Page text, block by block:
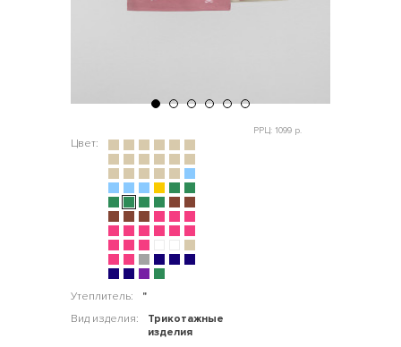
Цвет:
Утеплитель:
"
Вид изделия:
Трикотажные
изделия
РРЦ: 1099 р.